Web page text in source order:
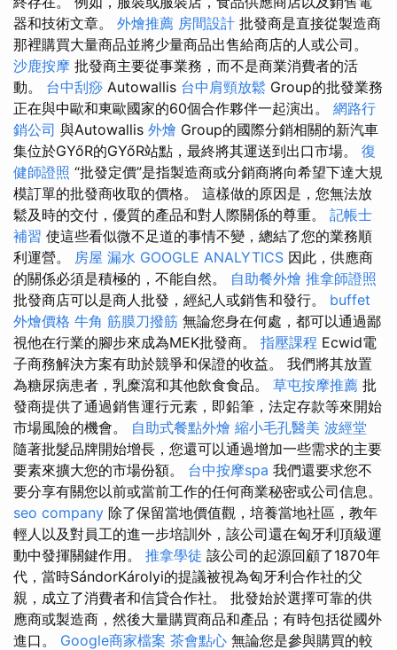
器和技術文章。 外燴推薦 房間設計 批發商是直接從製造商
那裡購買大量商品並將少量商品出售給商店的人或公司。
沙鹿按摩 批發商主要從事業務，而不是商業消費者的活
動。 台中刮痧 Autowallis 台中肩頸放鬆 Group的批發業務
正在與中歐和東歐國家的60個合作夥伴一起演出。 網路行
銷公司 與Autowallis 外燴 Group的國際分銷相關的新汽車
集位於GYőR的GYőR站點，最終將其運送到出口市場。 復
健師證照 “批發定價”是指製造商或分銷商將向希望下達大規
模訂單的批發商收取的價格。 這樣做的原因是，您無法放
鬆及時的交付，優質的產品和對人際關係的尊重。 記帳士
補習 使這些看似微不足道的事情不變，總結了您的業務順
利運營。 房屋 漏水 GOOGLE ANALYTICS 因此，供應商
的關係必須是積極的，不能自然。 自助餐外燴 推拿師證照
批發商店可以是商人批發，經紀人或銷售和發行。 buffet
外燴價格 牛角 筋膜刀撥筋 無論您身在何處，都可以通過鄙
視他在行業的腳步來成為MEK批發商。 指壓課程 Ecwid電
子商務解決方案有助於競爭和保證的收益。 我們將其放置
為糖尿病患者，乳糜瀉和其他飲食食品。 草屯按摩推薦 批
發商提供了通過銷售運行元素，即鉛筆，法定存款等來開始
市場風險的機會。 自助式餐點外燴 縮小毛孔醫美 波經堂
隨著批髮品牌開始增長，您還可以通過增加一些需求的主要
要素來擴大您的市場份額。 台中按摩spa 我們還要求您不
要分享有關您以前或當前工作的任何商業秘密或公司信息。
seo company 除了保留當地價值觀，培養當地社區，教年
輕人以及對員工的進一步培訓外，該公司還在匈牙利頂級運
動中發揮關鍵作用。 推拿學徒 該公司的起源回顧了1870年
代，當時SándorKárolyi的提議被視為匈牙利合作社的父
親，成立了消費者和信貸合作社。 批發始於選擇可靠的供
應商或製造商，然後大量購買商品和產品；有時包括從國外
進口。 Google商家檔案 茶會點心 無論您是參與購買的較